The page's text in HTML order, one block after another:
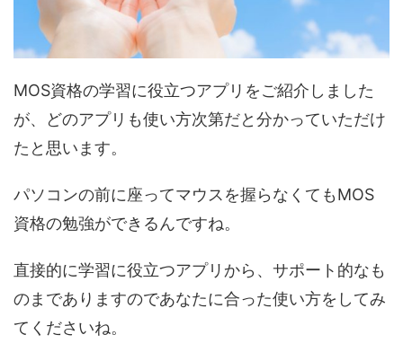
MOS資格の学習に役立つアプリをご紹介しました
が、どのアプリも使い方次第だと分かっていただけ
たと思います。
パソコンの前に座ってマウスを握らなくてもMOS
資格の勉強ができるんですね。
直接的に学習に役立つアプリから、サポート的なも
のまでありますのであなたに合った使い方をしてみ
てくださいね。